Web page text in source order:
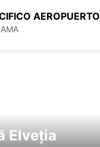
AEROPUERTO
Elveția